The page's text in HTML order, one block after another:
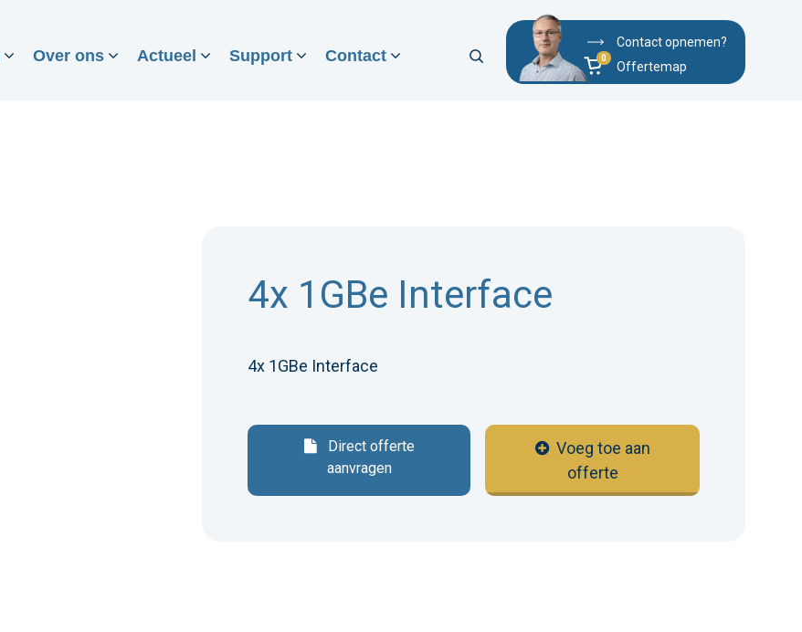
Over ons Actueel Support Contact
Contact opnemen?
Offertemap
4x 1GBe Interface
4x 1GBe Interface
Direct offerte
aanvragen
Voeg toe aan
offerte